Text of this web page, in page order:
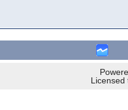
Licensed